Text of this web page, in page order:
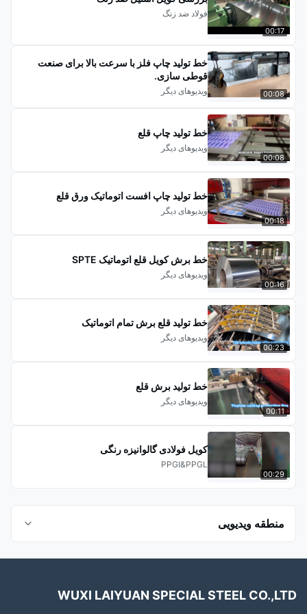
00:17
فولاد ضد زنگ
00:08
خط تولید چاپ فلز با سرعت بالا برای صنعت
قوطی سازی.
ویدیوهای دیگر
00:08
خط تولید چاپ قلع
ویدیوهای دیگر
00:18
خط تولید چاپ افست اتوماتیک ورق قلع
ویدیوهای دیگر
00:16
خط برش کویل قلع اتوماتیک SPTE
ویدیوهای دیگر
00:23
خط تولید قلع برش تمام اتوماتیک
ویدیوهای دیگر
00:11
خط تولید برش قلع
ویدیوهای دیگر
00:29
کویل فولادی گالوانیزه رنگی
PPGI&PPGL
منطقه ویدیویی
فولاد آلومینیوم
WUXI LAIYUAN SPECIAL STEEL CO.,LTD